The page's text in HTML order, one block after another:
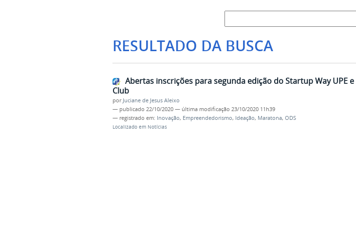
RESULTADO DA BUSCA
Abertas inscrições para segunda edição do Startup Way UPE e
Club
por Juciane de Jesus Aleixo
— publicado 22/10/2020 — última modificação 23/10/2020 11h39
— registrado em: Inovação, Empreendedorismo, Ideação, Maratona, ODS
Localizado em Notícias